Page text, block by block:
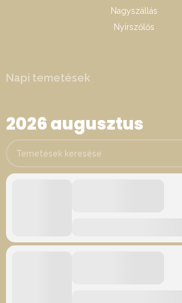
Nagyszállás
Nyírszőlős
Napi temetések
2026 augusztus